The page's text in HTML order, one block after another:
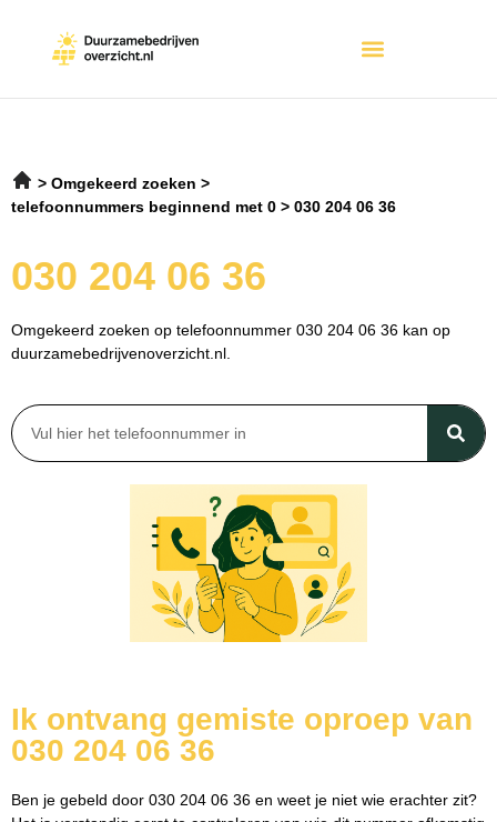
Omgekeerd zoeken
telefoonnummers beginnend met 0
030 204 06 36
030 204 06 36
Omgekeerd zoeken op telefoonnummer 030 204 06 36 kan op
duurzamebedrijvenoverzicht.nl.
Ik ontvang gemiste oproep van
030 204 06 36
Ben je gebeld door 030 204 06 36 en weet je niet wie erachter zit?